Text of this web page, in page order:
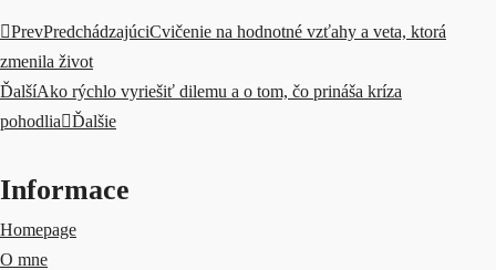
PrevPredchádzajúciCvičenie na hodnotné vzťahy a veta, ktorá
zmenila život
ĎalšíAko rýchlo vyriešiť dilemu a o tom, čo prináša kríza
pohodlia
Ďalšie
Informace
Homepage
O mne